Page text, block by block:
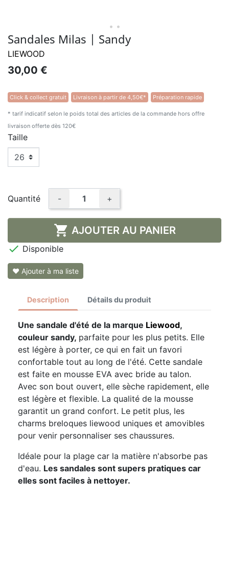
• •
Sandales Milas | Sandy
LIEWOOD
30,00 €
Click & collect gratuit Livraison à partir de 4,50€* Préparation rapide
* tarif indicatif selon le poids total des articles de la commande hors offre
livraison offerte dès 120€
Taille
Quantité - +
 AJOUTER AU PANIER
 Disponible
❤ Ajouter à ma liste
Description Détails du produit
Une sandale d'été de la marque Liewood,
couleur sandy, parfaite pour les plus petits. Elle
est légère à porter, ce qui en fait un favori
confortable tout au long de l'été. Cette sandale
est faite en mousse EVA avec bride au talon.
Avec son bout ouvert, elle sèche rapidement, elle
est légère et flexible. La qualité de la mousse
garantit un grand confort. Le petit plus, les
charms breloques liewood uniques et amovibles
pour venir personnaliser ses chaussures.
Idéale pour la plage car la matière n'absorbe pas
d'eau. Les sandales sont supers pratiques car
elles sont faciles à nettoyer.